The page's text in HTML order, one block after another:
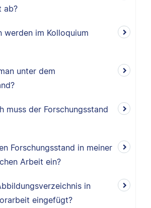
ab?
werden im Kolloquium
unter dem
muss der Forschungsstand
Forschungsstand in meiner
Arbeit ein?
in
eingefügt?